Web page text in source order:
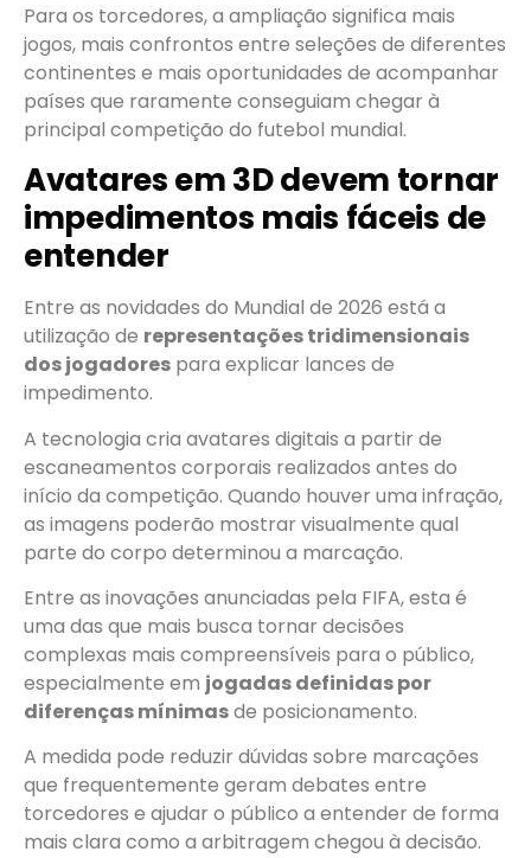
Para os torcedores, a ampliação significa mais
jogos, mais confrontos entre seleções de diferentes
continentes e mais oportunidades de acompanhar
países que raramente conseguiam chegar à
principal competição do futebol mundial.
Avatares em 3D devem tornar
impedimentos mais fáceis de
entender
Entre as novidades do Mundial de 2026 está a
utilização de representações tridimensionais
dos jogadores para explicar lances de
impedimento.
A tecnologia cria avatares digitais a partir de
escaneamentos corporais realizados antes do
início da competição. Quando houver uma infração,
as imagens poderão mostrar visualmente qual
parte do corpo determinou a marcação.
Entre as inovações anunciadas pela FIFA, esta é
uma das que mais busca tornar decisões
complexas mais compreensíveis para o público,
especialmente em jogadas definidas por
diferenças mínimasde posicionamento.
A medida pode reduzir dúvidas sobre marcações
que frequentemente geram debates entre
torcedores e ajudar o público a entender de forma
mais clara como a arbitragem chegou à decisão.